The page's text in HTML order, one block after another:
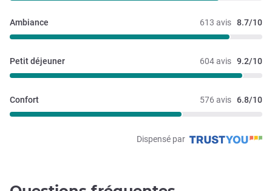
613 avis 8.7/10
Ambiance
604 avis 9.2/10
Petit déjeuner
576 avis 6.8/10
Confort
Dispensé par